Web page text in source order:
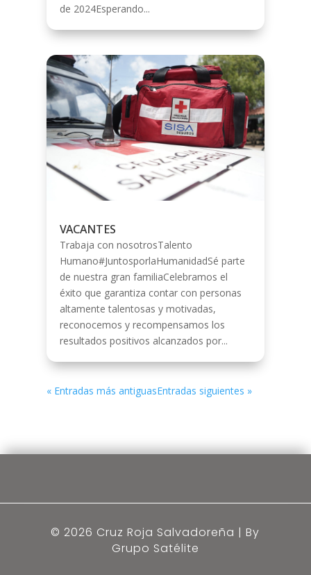
de 2024Esperando...
VACANTES
Trabaja con nosotrosTalento
Humano#JuntosporlaHumanidadSé parte
de nuestra gran familiaCelebramos el
éxito que garantiza contar con personas
altamente talentosas y motivadas,
reconocemos y recompensamos los
resultados positivos alcanzados por...
« Entradas más antiguasEntradas siguientes »
© 2026 Cruz Roja Salvadoreña | By
Grupo Satélite